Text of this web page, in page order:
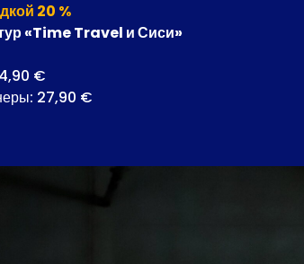
20 %
«Time Travel и Сиси»
€
27,90 €